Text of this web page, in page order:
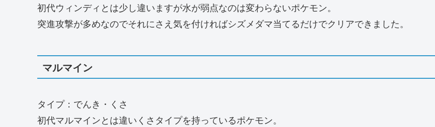
初代ウィンディとは少し違いますが水が弱点なのは変わらないポケモン。
突進攻撃が多めなのでそれにさえ気を付ければシズメダマ当てるだけでクリアできました。
マルマイン
タイプ：でんき・くさ
初代マルマインとは違いくさタイプを持っているポケモン。